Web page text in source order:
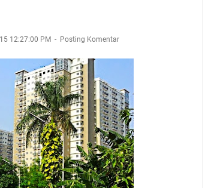
12:27:00 PM Posting Komentar